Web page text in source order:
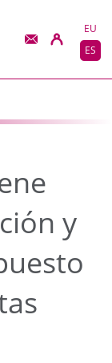
EU
ES
y